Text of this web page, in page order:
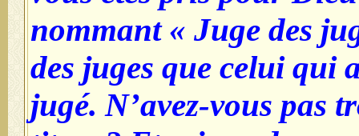
nommant « Juge des
des juges que celui qui
jugé. N’avez-vous pas